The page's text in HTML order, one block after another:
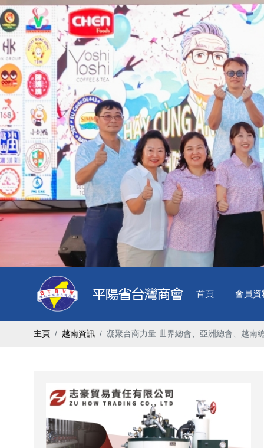
首頁 會員資
主頁 越南資訊 凝聚台商力量 世界總會、亞洲總會、越南